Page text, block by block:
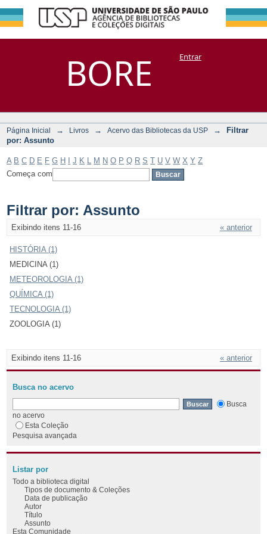
BORE
Filtrar por:
Assunto
DSpace/Manakin + CoriscoEntrar
Página Inicial → Livros → Acervo das Bibliotecas da USP →
Filtrar
por: Assunto
A B C D E F G H J K M N O P Q R S T U V W X Y Z
Começa com
Filtrar por: Assunto
Exibindo itens 11-16 « anterior
HISTÓRIA (1)
MEDICINA (1)
METEOROLOGIA (1)
QUÍMICA (1)
TECNOLOGIA (1)
ZOOLOGIA (1)
Exibindo itens 11-16 « anterior
Busca no acervo
Busca
no acervo
Esta Coleção
Pesquisa avançada
Listar por
Todo a biblioteca digital
Tipos de documento & Coleções
Data de publicação
Autor
Título
Assunto
Esta Comunidade